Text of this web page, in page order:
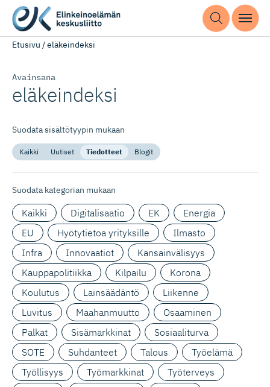
Etusivu /eläkeindeksi
Avainsana
eläkeindeksi
Suodata sisältötyypin mukaan
Kaikki Uutiset Tiedotteet Blogit
Suodata kategorian mukaan
Kaikki Digitalisaatio EK
Energia
EU
Hyötytietoa yrityksille
Ilmasto
Infra
Innovaatiot
Kansainvälisyys
Kauppapolitiikka
Kilpailu
Korona
Koulutus
Lainsäädäntö
Liikenne
Luvitus
Maahanmuutto
Osaaminen
Palkat
Sisämarkkinat
Sosiaaliturva
SOTE
Suhdanteet Talous
Työelämä
Työllisyys
Työmarkkinat
Työterveys